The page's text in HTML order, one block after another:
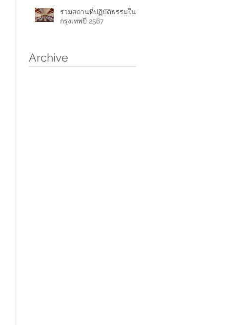
รวมสถานที่ปฏิบัติธรรมใน
กรุงเทพปี 2567
Archive